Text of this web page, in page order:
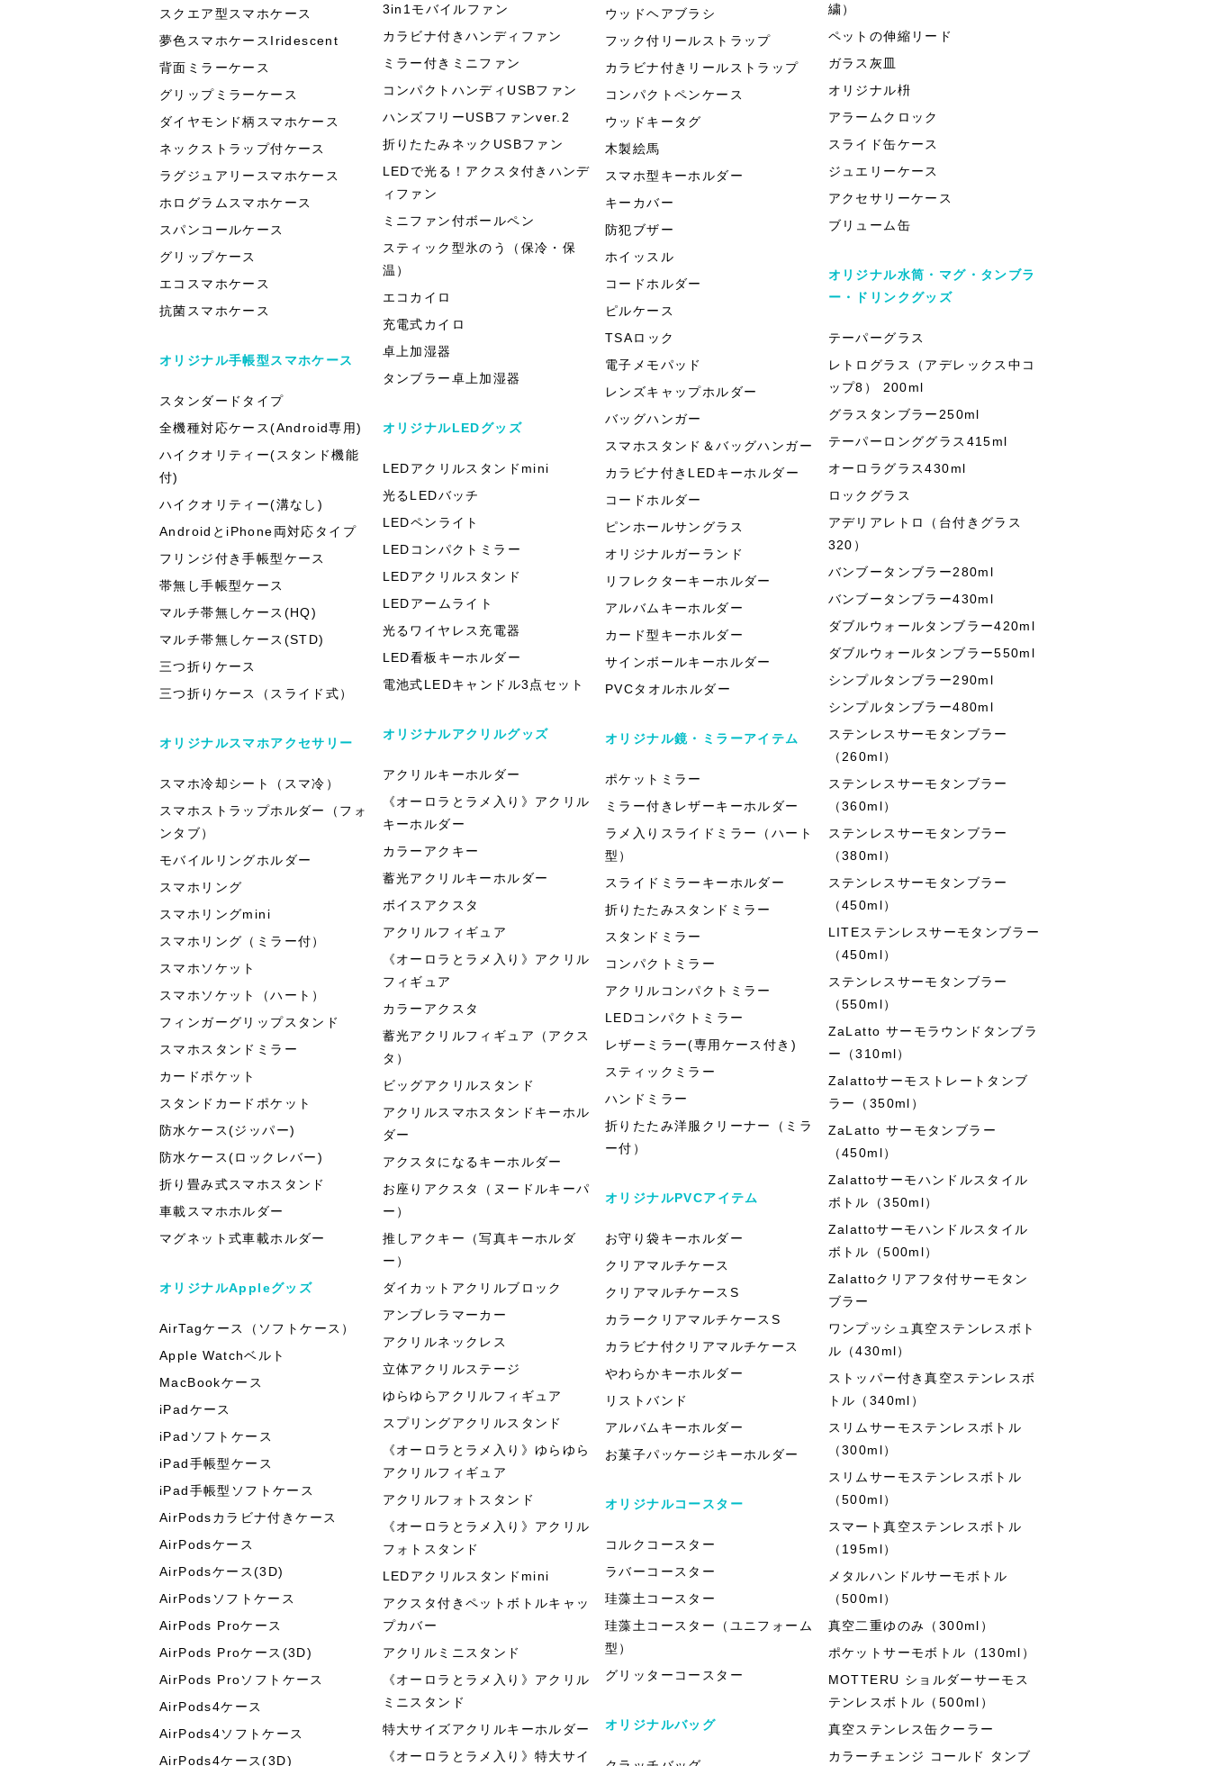
スクエア型スマホケース
夢色スマホケースIridescent
背面ミラーケース
グリップミラーケース
ダイヤモンド柄スマホケース
ネックストラップ付ケース
ラグジュアリースマホケース
ホログラムスマホケース
スパンコールケース
グリップケース
エコスマホケース
抗菌スマホケース
オリジナル手帳型スマホケース
スタンダードタイプ
全機種対応ケース(Android専用)
ハイクオリティー(スタンド機能
付)
ハイクオリティー(溝なし)
AndroidとiPhone両対応タイプ
フリンジ付き手帳型ケース
帯無し手帳型ケース
マルチ帯無しケース(HQ)
マルチ帯無しケース(STD)
三つ折りケース
三つ折りケース（スライド式）
オリジナルスマホアクセサリー
スマホ冷却シート（スマ冷）
スマホストラップホルダー（フォ
ンタブ）
モバイルリングホルダー
スマホリング
スマホリングmini
スマホリング（ミラー付）
スマホソケット
スマホソケット（ハート）
フィンガーグリップスタンド
スマホスタンドミラー
カードポケット
スタンドカードポケット
防水ケース(ジッパー)
防水ケース(ロックレバー)
折り畳み式スマホスタンド
車載スマホホルダー
マグネット式車載ホルダー
オリジナルAppleグッズ
AirTagケース（ソフトケース）
Apple Watchベルト
MacBookケース
iPadケース
iPadソフトケース
iPad手帳型ケース
iPad手帳型ソフトケース
AirPodsカラビナ付きケース
AirPodsケース
AirPodsケース(3D)
AirPodsソフトケース
AirPods Proケース
AirPods Proケース(3D)
AirPods Proソフトケース
AirPods4ケース
AirPods4ソフトケース
AirPods4ケース(3D)
3in1モバイルファン
カラビナ付きハンディファン
ミラー付きミニファン
コンパクトハンディUSBファン
ハンズフリーUSBファンver.2
折りたたみネックUSBファン
LEDで光る！アクスタ付きハンデ
ィファン
ミニファン付ボールペン
スティック型氷のう（保冷・保
温）
エコカイロ
充電式カイロ
卓上加湿器
タンブラー卓上加湿器
オリジナルLEDグッズ
LEDアクリルスタンドmini
光るLEDバッチ
LEDペンライト
LEDコンパクトミラー
LEDアクリルスタンド
LEDアームライト
光るワイヤレス充電器
LED看板キーホルダー
電池式LEDキャンドル3点セット
オリジナルアクリルグッズ
アクリルキーホルダー
《オーロラとラメ入り》アクリル
キーホルダー
カラーアクキー
蓄光アクリルキーホルダー
ボイスアクスタ
アクリルフィギュア
《オーロラとラメ入り》アクリル
フィギュア
カラーアクスタ
蓄光アクリルフィギュア（アクス
タ）
ビッグアクリルスタンド
アクリルスマホスタンドキーホル
ダー
アクスタになるキーホルダー
お座りアクスタ（ヌードルキーパ
ー）
推しアクキー（写真キーホルダ
ー）
ダイカットアクリルブロック
アンブレラマーカー
アクリルネックレス
立体アクリルステージ
ゆらゆらアクリルフィギュア
スプリングアクリルスタンド
《オーロラとラメ入り》ゆらゆら
アクリルフィギュア
アクリルフォトスタンド
《オーロラとラメ入り》アクリル
フォトスタンド
LEDアクリルスタンドmini
アクスタ付きペットボトルキャッ
プカバー
アクリルミニスタンド
《オーロラとラメ入り》アクリル
ミニスタンド
特大サイズアクリルキーホルダー
《オーロラとラメ入り》特大サイ
ウッドヘアブラシ
フック付リールストラップ
カラビナ付きリールストラップ
コンパクトペンケース
ウッドキータグ
木製絵馬
スマホ型キーホルダー
キーカバー
防犯ブザー
ホイッスル
コードホルダー
ピルケース
TSAロック
電子メモパッド
レンズキャップホルダー
バッグハンガー
スマホスタンド＆バッグハンガー
カラビナ付きLEDキーホルダー
コードホルダー
ピンホールサングラス
オリジナルガーランド
リフレクターキーホルダー
アルバムキーホルダー
カード型キーホルダー
サインボールキーホルダー
PVCタオルホルダー
オリジナル鏡・ミラーアイテム
ポケットミラー
ミラー付きレザーキーホルダー
ラメ入りスライドミラー（ハート
型）
スライドミラーキーホルダー
折りたたみスタンドミラー
スタンドミラー
コンパクトミラー
アクリルコンパクトミラー
LEDコンパクトミラー
レザーミラー(専用ケース付き)
スティックミラー
ハンドミラー
折りたたみ洋服クリーナー（ミラ
ー付）
オリジナルPVCアイテム
お守り袋キーホルダー
クリアマルチケース
クリアマルチケースS
カラークリアマルチケースS
カラビナ付クリアマルチケース
やわらかキーホルダー
リストバンド
アルバムキーホルダー
お菓子パッケージキーホルダー
オリジナルコースター
コルクコースター
ラバーコースター
珪藻土コースター
珪藻土コースター（ユニフォーム
型）
グリッターコースター
オリジナルバッグ
繍）
ペットの伸縮リード
ガラス灰皿
オリジナル枡
アラームクロック
スライド缶ケース
ジュエリーケース
アクセサリーケース
ブリューム缶
オリジナル水筒・マグ・タンブラ
ー・ドリンクグッズ
テーパーグラス
レトログラス（アデレックス中コ
ップ8） 200ml
グラスタンブラー250ml
テーパーロンググラス415ml
オーロラグラス430ml
ロックグラス
アデリアレトロ（台付きグラス
320）
バンブータンブラー280ml
バンブータンブラー430ml
ダブルウォールタンブラー420ml
ダブルウォールタンブラー550ml
シンプルタンブラー290ml
シンプルタンブラー480ml
ステンレスサーモタンブラー
（260ml）
ステンレスサーモタンブラー
（360ml）
ステンレスサーモタンブラー
（380ml）
ステンレスサーモタンブラー
（450ml）
LITEステンレスサーモタンブラー
（450ml）
ステンレスサーモタンブラー
（550ml）
ZaLatto サーモラウンドタンブラ
ー（310ml）
Zalattoサーモストレートタンブ
ラー（350ml）
ZaLatto サーモタンブラー
（450ml）
Zalattoサーモハンドルスタイル
ボトル（350ml）
Zalattoサーモハンドルスタイル
ボトル（500ml）
Zalattoクリアフタ付サーモタン
ブラー
ワンプッシュ真空ステンレスボト
ル（430ml）
ストッパー付き真空ステンレスボ
トル（340ml）
スリムサーモステンレスボトル
（300ml）
スリムサーモステンレスボトル
（500ml）
スマート真空ステンレスボトル
（195ml）
メタルハンドルサーモボトル
（500ml）
真空二重ゆのみ（300ml）
ポケットサーモボトル（130ml）
MOTTERU ショルダーサーモス
テンレスボトル（500ml）
真空ステンレス缶クーラー
カラーチェンジ コールド タンブ